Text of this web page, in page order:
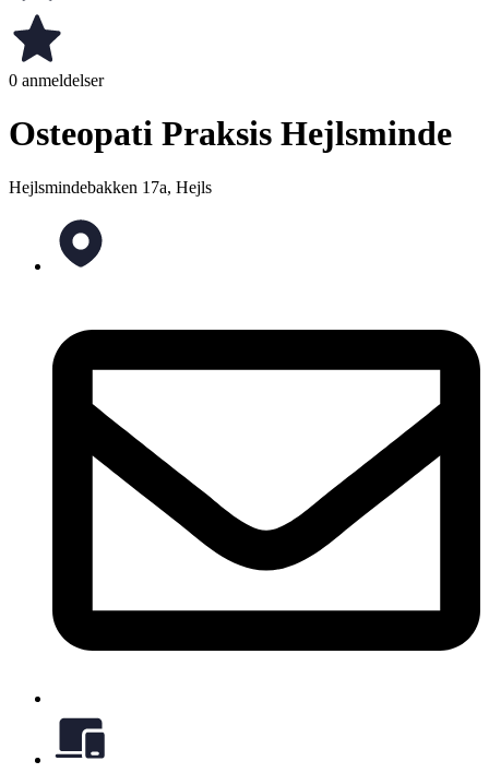
0 anmeldelser
Osteopati Praksis Hejlsminde
Hejlsmindebakken 17a, Hejls